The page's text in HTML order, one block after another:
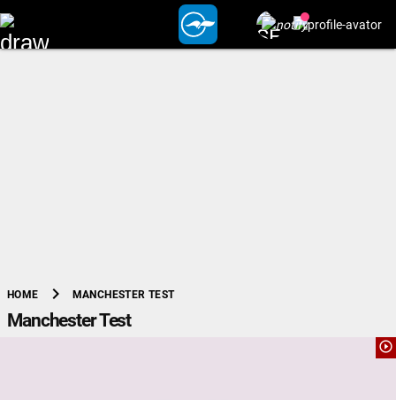
HOME chevron_right MANCHESTER TEST
Manchester Test
play_circle_outline